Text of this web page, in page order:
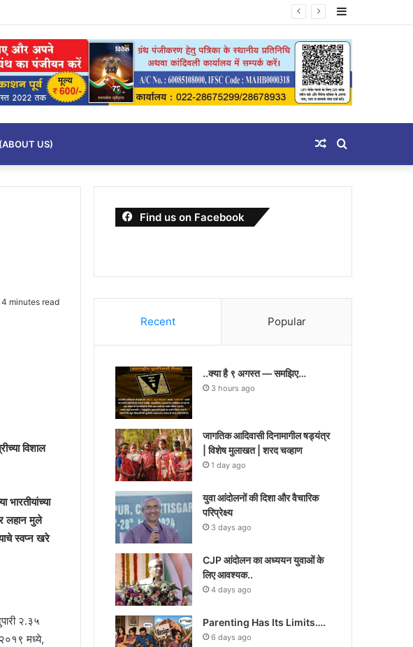
Sidebar
US) Search
for
Random
Article
4 minutes read
विशाल
लहान मुले
स्वप्न खरे
२.३५
मध्ये,
Find us on Facebook
Recent Popular
..क्या है ९ अगस्त — समझिए…
3 hours ago
जागतिक आदिवासी दिनामागील षड्यंत्र
| विशेष मुलाखत | शरद चव्हाण
1 day ago
युवा आंदोलनों की दिशा और वैचारिक
परिप्रेक्ष्य
3 days ago
CJP आंदोलन का अध्ययन युवाओं के
लिए आवश्यक..
4 days ago
Parenting Has Its Limits….
6 days ago